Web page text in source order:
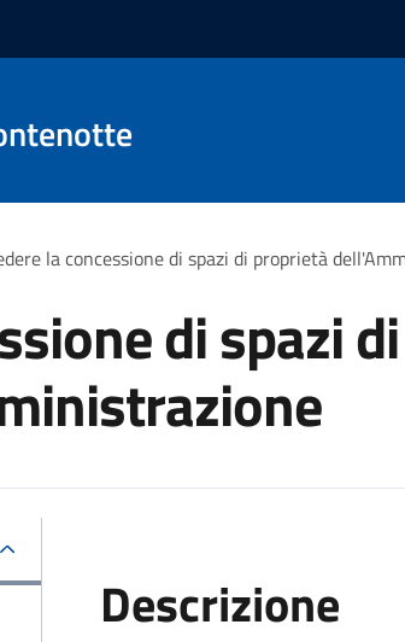
la concessione di spazi di proprietà
di spazi di
Descrizione